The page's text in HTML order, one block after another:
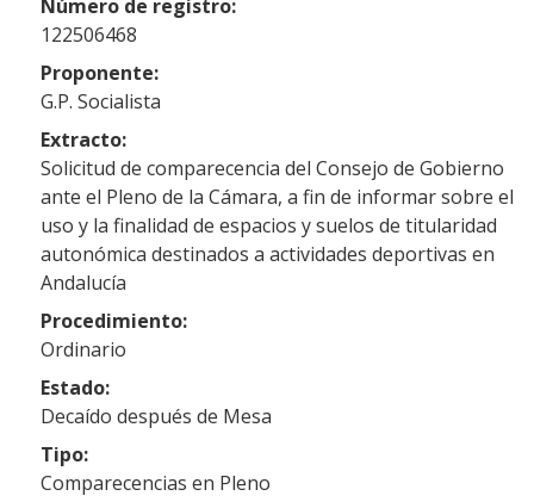
Número de registro:
122506468
Proponente:
G.P. Socialista
Extracto:
Solicitud de comparecencia del Consejo de Gobierno
ante el Pleno de la Cámara, a fin de informar sobre el
uso y la finalidad de espacios y suelos de titularidad
autonómica destinados a actividades deportivas en
Andalucía
Procedimiento:
Ordinario
Estado:
Decaído después de Mesa
Tipo:
Comparecencias en Pleno